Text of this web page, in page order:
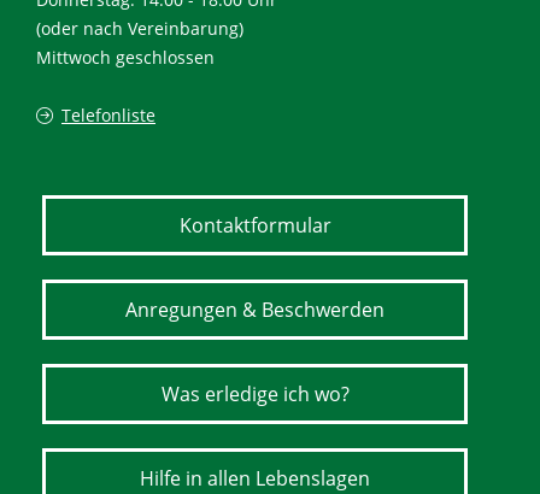
(oder nach Vereinbarung)
Mittwoch geschlossen
Telefonliste
Kontaktformular
Anregungen & Beschwerden
Was erledige ich wo?
Hilfe in allen Lebenslagen